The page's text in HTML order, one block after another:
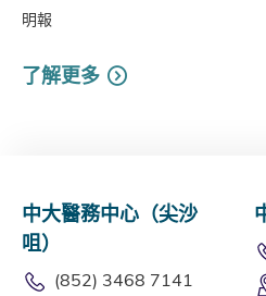
明報
了解更多
中大醫務中心（尖沙
咀）
(852) 3468 7141